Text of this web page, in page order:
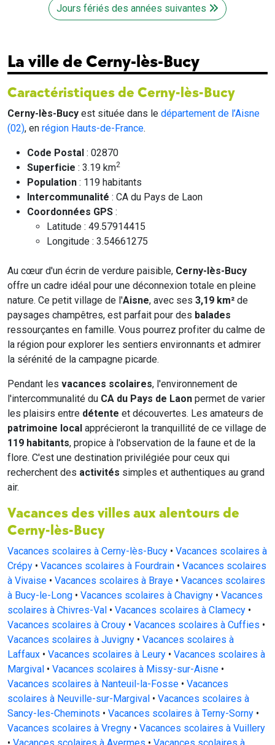
Jours fériés des années suivantes
La ville de Cerny-lès-Bucy
Caractéristiques de Cerny-lès-Bucy
Cerny-lès-Bucy est située dans le département de l’Aisne
(02), en région Hauts-de-France.
Code Postal : 02870
Superficie : 3.19 km2
Population : 119 habitants
Intercommunalité : CA du Pays de Laon
Coordonnées GPS :
Latitude : 49.57914415
Longitude : 3.54661275
Au cœur d'un écrin de verdure paisible, Cerny-lès-Bucy
offre un cadre idéal pour une déconnexion totale en pleine
nature. Ce petit village de l'Aisne, avec ses 3,19 km² de
paysages champêtres, est parfait pour des balades
ressourçantes en famille. Vous pourrez profiter du calme de
la région pour explorer les sentiers environnants et admirer
la sérénité de la campagne picarde.
Pendant les vacances scolaires, l'environnement de
l'intercommunalité du CA du Pays de Laon permet de varier
les plaisirs entre détente et découvertes. Les amateurs de
patrimoine local apprécieront la tranquillité de ce village de
119 habitants, propice à l'observation de la faune et de la
flore. C'est une destination privilégiée pour ceux qui
recherchent des activités simples et authentiques au grand
air.
Vacances des villes aux alentours de
Cerny-lès-Bucy
Vacances scolaires à Cerny-lès-Bucy • Vacances scolaires à
Crépy • Vacances scolaires à Fourdrain • Vacances scolaires
à Vivaise • Vacances scolaires à Braye • Vacances scolaires
à Bucy-le-Long • Vacances scolaires à Chavigny • Vacances
scolaires à Chivres-Val • Vacances scolaires à Clamecy •
Vacances scolaires à Crouy • Vacances scolaires à Cuffies •
Vacances scolaires à Juvigny • Vacances scolaires à
Laffaux • Vacances scolaires à Leury • Vacances scolaires à
Margival • Vacances scolaires à Missy-sur-Aisne •
Vacances scolaires à Nanteuil-la-Fosse • Vacances
scolaires à Neuville-sur-Margival • Vacances scolaires à
Sancy-les-Cheminots • Vacances scolaires à Terny-Sorny •
Vacances scolaires à Vregny • Vacances scolaires à Vuillery